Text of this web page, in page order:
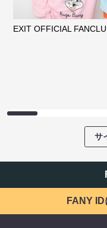
EXIT OFFICIAL
サ
FANY